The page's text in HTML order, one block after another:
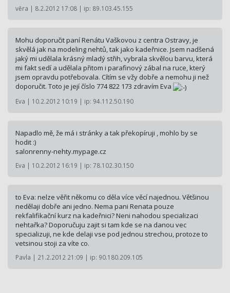
věra | 8.2.2012 17:08 | ip: 89.103.45.155
Mohu doporučit paní Renátu Vaškovou z centra Ostravy, je
skvělá jak na modeling nehtů, tak jako kadeřnice. Jsem nadšená
jaký mi udělala krásný mladý střih, vybrala skvělou barvu, která
mi fakt sedí a udělala přitom i parafinový zábal na ruce, který
jsem opravdu potřebovala. Cítím se vžy dobře a nemohu ji než
doporučit. Toto je její číslo 774 822 173 zdravím Eva
Eva | 10.2.2012 10:19 | ip: 94.112.50.190
Napadlo mě, že má i stránky a tak překopíruji , mohlo by se
hodit :)
salonrenny-nehty.mypage.cz
Eva | 10.2.2012 16:19 | ip: 78.102.30.150
to Eva: nelze věřit někomu co děla více věcí najednou. Většinou
nedělaji dobře ani jedno. Nema pani Renata pouze
rekfalifikační kurz na kadeřnici? Neni nahodou specializaci
nehtařka? Doporučuju zajit si tam kde se na danou vec
specializuji, ne kde delaji vse pod jednou strechou, protoze to
vetsinou stoji za víte co.
Pavla | 21.2.2012 21:09 | ip: 90.180.209.105